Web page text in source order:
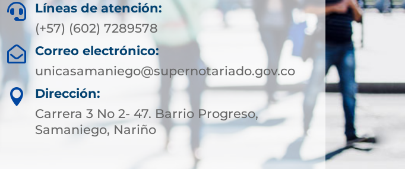

Líneas de atención:
(+57) (602) 7289578

Correo electrónico:
unicasamaniego@supernotariado.gov.co

Dirección:
Carrera 3 No 2- 47. Barrio Progreso,
Samaniego, Nariño